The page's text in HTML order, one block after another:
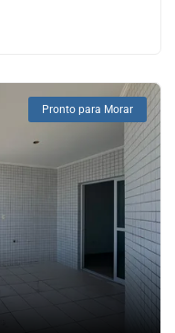
Pronto para Morar